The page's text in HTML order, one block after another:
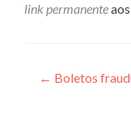
link permanente
← Boletos